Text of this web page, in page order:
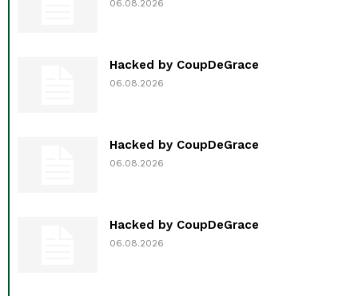
06.08.2026
Hacked by CoupDeGrace
06.08.2026
Hacked by CoupDeGrace
06.08.2026
Hacked by CoupDeGrace
06.08.2026